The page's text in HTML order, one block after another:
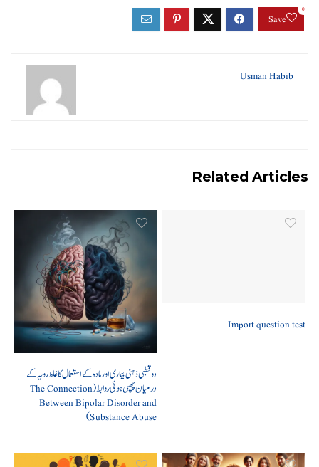
Save
0
Usman Habib
Related Articles
Import question test
دو قطبی ذہنی بیماری اور مادہ کے استعمال کا غلط رویہ کے
درمیان چھپی ہوئی روابط (The Connection
Between Bipolar Disorder and
Substance Abuse)